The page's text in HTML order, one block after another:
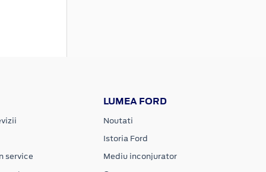
service
LUMEA FORD
Noutati
Istoria Ford
Mediu inconjurator